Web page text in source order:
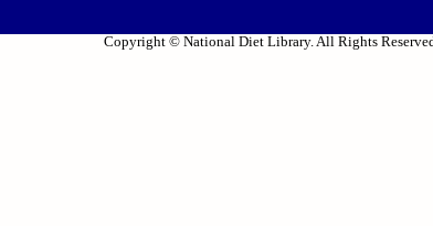
Copyright © National Diet Library. All Rights